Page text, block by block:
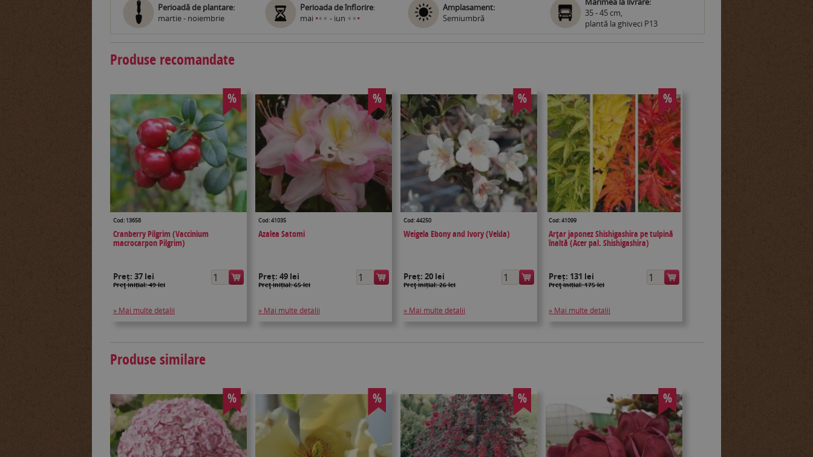
Perioadă de plantare:
martie - noiembrie
Perioada de înflorire:
mai ••• - iun •••
Amplasament:
Semiumbră
35 - 45 cm,
plantă la ghiveci P13
Produse recomandate
%
Cod: 13658
Cranberry Pilgrim (Vaccinium
macrocarpon Pilgrim)
Preț: 37 lei
Preţ inițial: 49 lei
» Mai multe detalii
%
Cod: 41035
Azalea Satomi
Preț:49 lei
Preţ inițial: 65 lei
» Mai multe detalii
%
Cod: 44250
Weigela Ebony and Ivory (Velda)
Preț:20 lei
Preţ inițial: 26 lei
» Mai multe detalii
%
Cod: 41099
Arțar japonez Shishigashira pe tulpină
înaltă (Acer pal. Shishigashira)
Preț: 131 lei
Preţ inițial: 175 lei
» Mai multe detalii
Produse similare
% % % %